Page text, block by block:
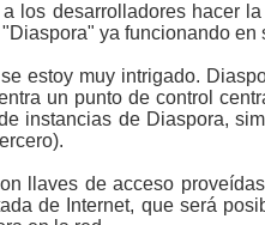
los desarrolladores hacer
ya funcionando en
estoy muy intrigado.
un punto de control
instancias de Diaspora,
llaves de acceso
de Internet, que será